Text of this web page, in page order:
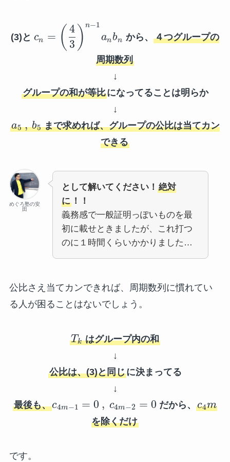
(3)と cn = ( 4
3 ) n−1
an bn から、４つグループの
周期数列
↓
グループの和が等比になってることは明らか
↓
a5 , b5まで求めれば、グループの公比は当てカン
できる
めぐろ塾の安
田
として解いてください！ 絶対
に！！
義務感で一般証明っぽいものを最
初に載せときましたが、これ打つ
のに１時間くらいかかりました…
公比さえ当てカンできれば、周期数列に慣れてい
る人が困ることはないでしょう。
Tkはグループ内の和
↓
公比は、(3)と同じに決まってる
↓
最後も、c4m−1 = 0 , c4m−2 = 0 だから、c4m
を除くだけ
です。